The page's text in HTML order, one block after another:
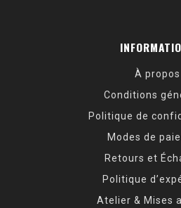
À propos
Conditions
Politique de
Modes de
Retours et
Politique
Atelier & Mises